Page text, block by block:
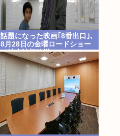
話題になった映画｢8番出口｣､
8月28日の金曜ロードショー
で地上波初放送